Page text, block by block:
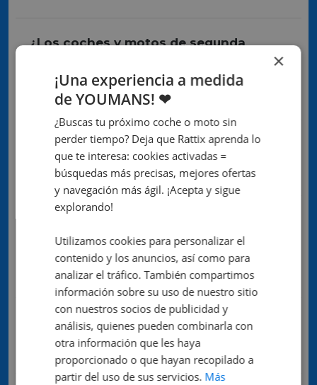
¿Los coches y motos de segunda
de mantenimiento?
¿Puedo ver si un coche o moto tiene
imperfecciones?
conducción antes de comprar mi
vehículo?
¿Cómo funciona el servicio de
reserva de un vehículo?
×
¡Una experiencia a medida
de YOUMANS! ❤
¿Buscas tu próximo coche o moto sin
perder tiempo? Deja que Rattix aprenda lo
que te interesa: cookies activadas =
búsquedas más precisas, mejores ofertas
y navegación más ágil. ¡Acepta y sigue
explorando!
Utilizamos cookies para personalizar el
contenido y los anuncios, así como para
analizar el tráfico. También compartimos
información sobre su uso de nuestro sitio
con nuestros socios de publicidad y
análisis, quienes pueden combinarla con
otra información que les haya
proporcionado o que hayan recopilado a
partir del uso de sus servicios. Más